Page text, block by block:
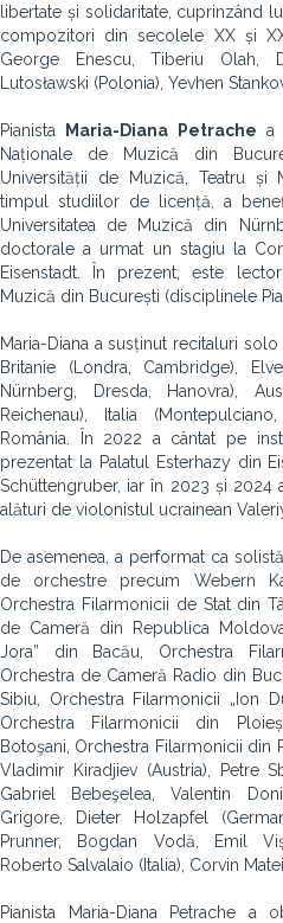
libertate și solidaritate, cuprinzând
compozitori din secolele XX și
George Enescu, Tiberiu Olah,
Lutosławski (Polonia), Yevhen
Pianista Maria-Diana Petrache a
Naționale de Muzică din
Universității de Muzică, Teatru și
timpul studiilor de licență, a
Universitatea de Muzică din
doctorale a urmat un stagiu la
Eisenstadt. În prezent, este
Muzică din București (disciplinele
Maria-Diana a susținut recitaluri
Britanie (Londra, Cambridge),
Nürnberg, Dresda, Hanovra),
Reichenau), Italia
România. În 2022 a cântat pe
prezentat la Palatul Esterhazy din
Schüttengruber, iar în 2023 și 2024
alături de violonistul ucrainean
De asemenea, a performat ca
de orchestre precum Webern
Orchestra Filarmonicii de Stat din
de Cameră din Republica
Jora” din Bacău, Orchestra
Orchestra de Cameră Radio din
Sibiu, Orchestra Filarmonicii „Ion
Orchestra Filarmonicii din
Botoşani, Orchestra Filarmonicii din
Vladimir Kiradjiev (Austria), Petre
Gabriel Bebeşelea, Valentin
Grigore, Dieter Holzapfel
Prunner, Bogdan Vodă, Emil
Roberto Salvalaio (Italia), Corvin
Pianista Maria-Diana Petrache